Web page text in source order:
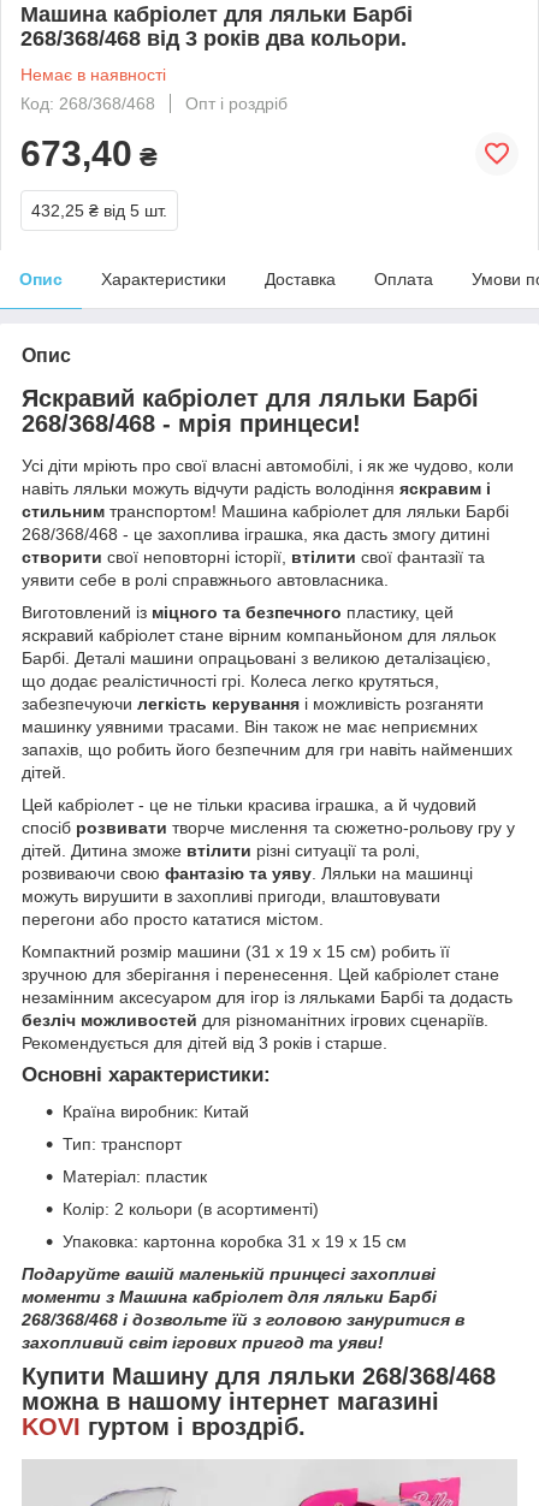
Машина кабріолет для ляльки Барбі
268/368/468 від 3 років два кольори.
Немає в наявності
Код: 268/368/468
Опт і роздріб
673,40 ₴
432,25 ₴ від 5 шт.
Опис Характеристики Доставка Оплата Умови
Опис
Яскравий кабріолет для ляльки Барбі
268/368/468 - мрія принцеси!
Усі діти мріють про свої власні автомобілі, і як же чудово, коли
навіть ляльки можуть відчути радість володіння яскравим і
стильним транспортом! Машина кабріолет для ляльки Барбі
268/368/468 - це захоплива іграшка, яка дасть змогу дитині
створити свої неповторні історії, втілити свої фантазії та
уявити себе в ролі справжнього автовласника.
Виготовлений із міцного та безпечного пластику, цей
яскравий кабріолет стане вірним компаньйоном для ляльок
Барбі. Деталі машини опрацьовані з великою деталізацією,
що додає реалістичності грі. Колеса легко крутяться,
забезпечуючи легкість керування і можливість розганяти
машинку уявними трасами. Він також не має неприємних
запахів, що робить його безпечним для гри навіть найменших
дітей.
Цей кабріолет - це не тільки красива іграшка, а й чудовий
спосіб розвивати творче мислення та сюжетно-рольову гру у
дітей. Дитина зможе втілити різні ситуації та ролі,
розвиваючи свою фантазію та уяву. Ляльки на машинці
можуть вирушити в захопливі пригоди, влаштовувати
перегони або просто кататися містом.
Компактний розмір машини (31 х 19 х 15 см) робить її
зручною для зберігання і перенесення. Цей кабріолет стане
незамінним аксесуаром для ігор із ляльками Барбі та додасть
безліч можливостей для різноманітних ігрових сценаріїв.
Рекомендується для дітей від 3 років і старше.
Основні характеристики:
Країна виробник: Китай
Тип: транспорт
Матеріал: пластик
Колір: 2 кольори (в асортименті)
Упаковка: картонна коробка 31 х 19 х 15 см
Подаруйте вашій маленькій принцесі захопливі
моменти з Машина кабріолет для ляльки Барбі
268/368/468 і дозвольте їй з головою зануритися в
захопливий світ ігрових пригод та уяви!
Купити Машину для ляльки 268/368/468
можна в нашому інтернет магазині
KOVI гуртом і вроздріб.